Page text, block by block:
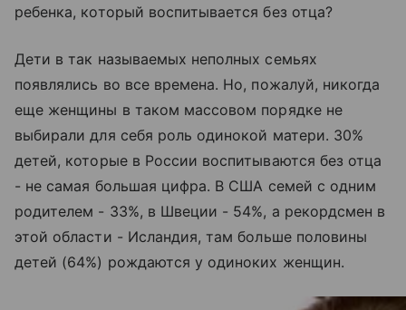
ребенка, который воспитывается без отца?
Дети в так называемых неполных семьях
появлялись во все времена. Но, пожалуй, никогда
еще женщины в таком массовом порядке не
выбирали для себя роль одинокой матери. 30%
детей, которые в России воспитываются без отца
- не самая большая цифра. В США семей с одним
родителем - 33%, в Швеции - 54%, а рекордсмен в
этой области - Исландия, там больше половины
детей (64%) рождаются у одиноких женщин.